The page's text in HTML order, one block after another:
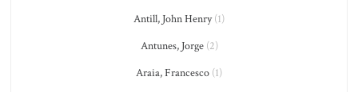
Antill, John Henry(1)
Antunes, Jorge(2)
Araia, Francesco (1)